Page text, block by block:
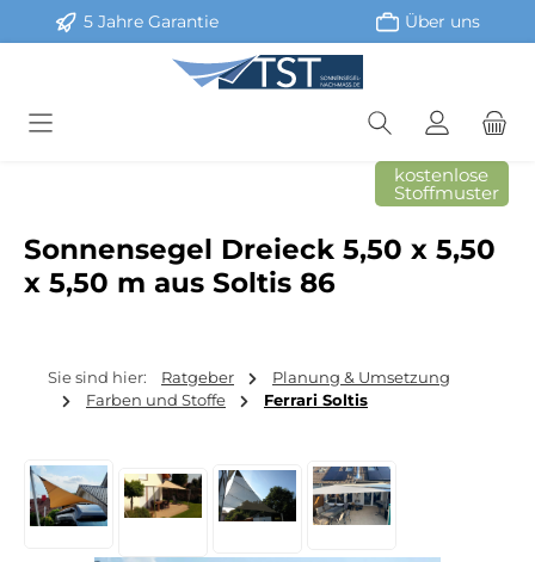
Zum Hauptinhalt springen
5 Jahre Garantie Über uns
kostenlose
Stoffmuster
Sonnensegel Dreieck 5,50 x 5,50
x 5,50 m aus Soltis 86
Sie sind hier: Ratgeber
Planung & Umsetzung
Farben und Stoffe
Ferrari Soltis
Bildergalerie überspringen